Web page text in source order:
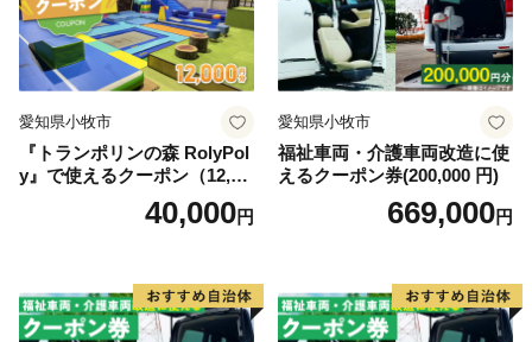
愛知県小牧市
『トランポリンの森 RolyPol
y』で使えるクーポン（12,00
40,000円
愛知県小牧市
福祉車両・介護車両改造に使
えるクーポン券(200,000 円)
669,000円